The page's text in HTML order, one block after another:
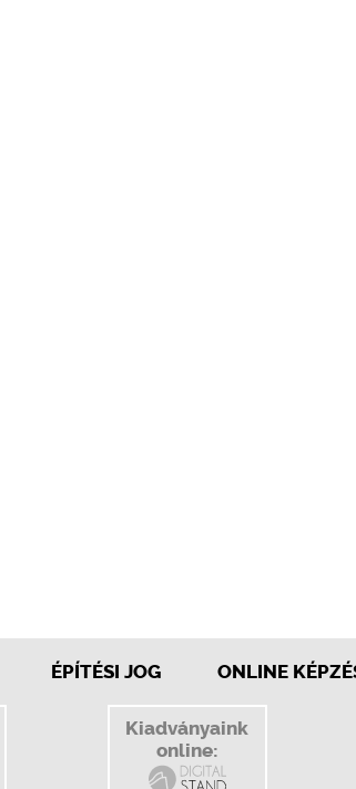
ÉPÍTÉSI JOG ONLINE
Kiadványaink
online: